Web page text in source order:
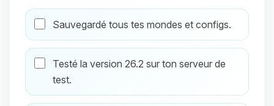
Sauvegardé tous tes mondes et configs.
Testé la version 26.2 sur ton serveur de
test.